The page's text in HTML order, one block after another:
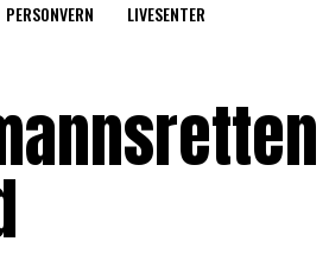
PERSONVERN LIVESENTER